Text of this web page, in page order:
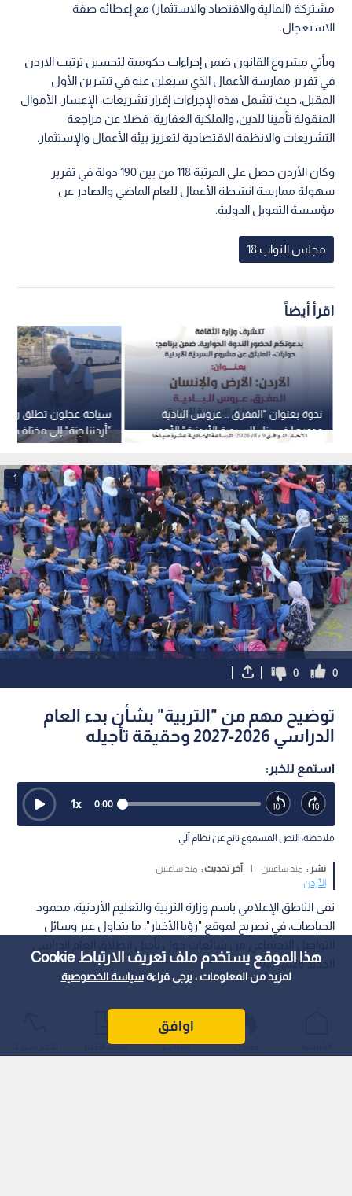
هذا الموقع يستخدم ملف تعريف الارتباط Cookie
لمزيد من المعلومات ، يرجى قراءةسياسة الخصوصية
اوافق
مشتركة (المالية والاقتصاد والاستثمار) مع إعطائه صفة
الاستعجال.
ويأتي مشروع القانون ضمن إجراءات حكومية لتحسين ترتيب الاردن
في تقرير ممارسة الأعمال الذي سيعلن عنه في تشرين الأول
المقبل، حيث تشمل هذه الإجراءات إقرار تشريعات: الإعسار، الأموال
المنقولة تأمينا للدين، والملكية العقارية، فضلا عن مراجعة
التشريعات والانظمة الاقتصادية لتعزيز بيئة الأعمال والإستثمار.
وكان الأردن حصل على المرتبة 118 من بين 190 دولة في تقرير
سهولة ممارسة انشطة الأعمال للعام الماضي والصادر عن
مؤسسة التمويل الدولية.
مجلس النواب 18
اقرأ أيضاً
سياحة عجلون تطلق
"أردننا جنة" إلى مختلف
ندوة بعنوان "المفرق .. عروس البادية
ودورها في بناء السردية الأردنية" الأحد
1
0
0
توضيح مهم من "التربية" بشأن بدء العام
الدراسي 2026-2027 وحقيقة تأجيله
استمع للخبر:
0:00
1x
ملاحظة: النص المسموع ناتج عن نظام آلي
نشر : منذ ساعتين | آخر تحديث : منذ ساعتين
الأردن
نفى الناطق الإعلامي باسم وزارة التربية والتعليم الأردنية، محمود
الحياصات، في تصريح لموقع "رؤيا الأخبار"، ما يتداول عبر وسائل
الجديد 2026-2027.
عواجل المباشر أحدث الأخبار